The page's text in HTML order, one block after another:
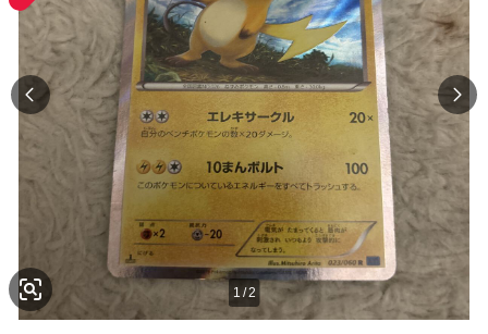
1/2